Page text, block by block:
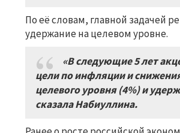
По её словам, главной задачей
удержание на целевом уровне.
«В следующие 5 лет
цели по инфляции и
целевого уровня (4%) и
сказала Набиуллина.